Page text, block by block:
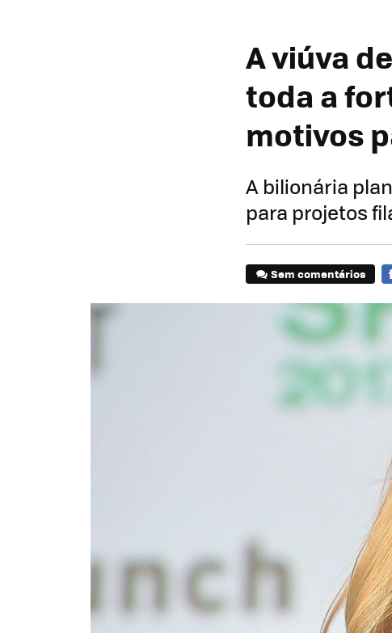
A viúva
toda a
motivos
A bilionária
para projetos
Sem comentários